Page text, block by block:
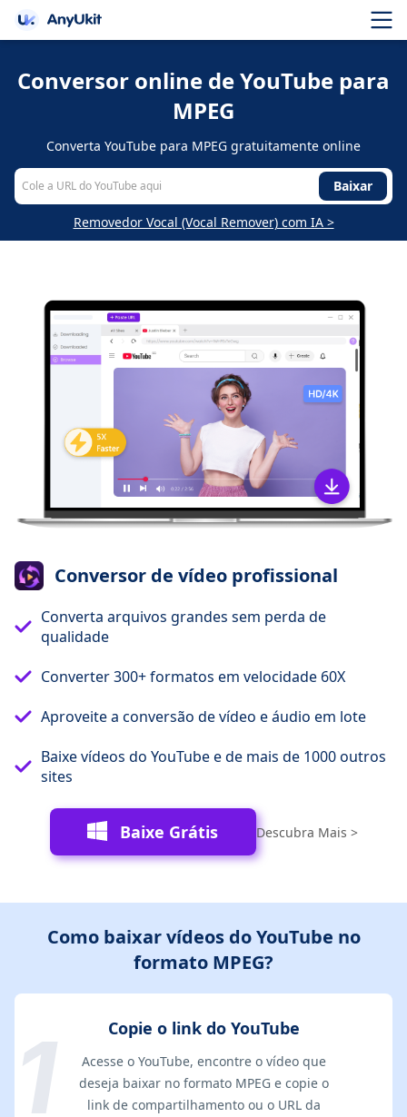
Conversor online de YouTube para
MPEG
Converta YouTube para MPEG gratuitamente online
Baixar
Removedor Vocal (Vocal Remover) com IA >
Conversor de vídeo profissional
Converta arquivos grandes sem perda de
qualidade
Converter 300+ formatos em velocidade 60X
Aproveite a conversão de vídeo e áudio em lote
Baixe vídeos do YouTube e de mais de 1000 outros
sites
Baixe Grátis Descubra Mais >
Como baixar vídeos do YouTube no
formato MPEG?
Copie o link do YouTube
Acesse o YouTube, encontre o vídeo que
deseja baixar no formato MPEG e copie o
link de compartilhamento ou o URL da